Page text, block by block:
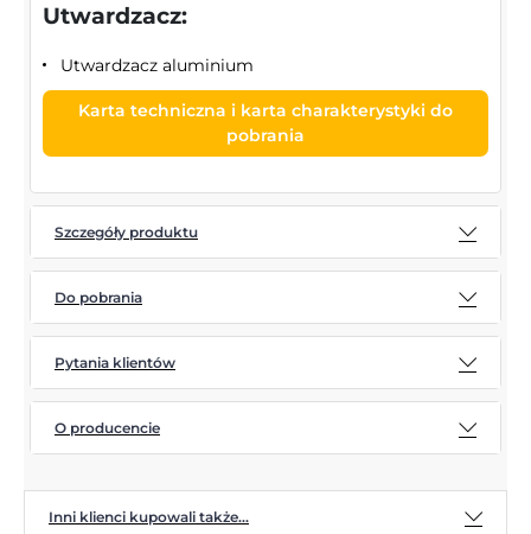
Utwardzacz:
Utwardzacz aluminium
Karta techniczna i karta charakterystyki do
pobrania
Szczegóły produktu
Do pobrania
Pytania klientów
O producencie
Inni klienci kupowali także...